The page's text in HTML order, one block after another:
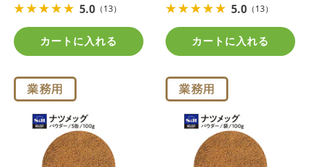
5.0 （13）
カートに入れる
5.0 （13）
カートに入れる